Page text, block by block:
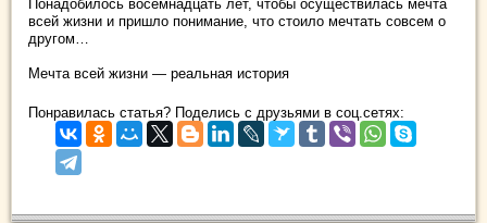
Понадобилось восемнадцать лет, чтобы осуществилась мечта
всей жизни и пришло понимание, что стоило мечтать совсем о
другом…
Мечта всей жизни — реальная история
Понравилась статья? Поделись с друзьями в соц.сетях: